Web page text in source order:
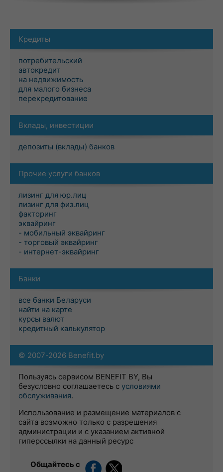
Кредиты
потребительский
автокредит
на недвижимость
для малого бизнеса
перекредитование
Вклады, инвестиции
депозиты (вклады) банков
Прочие услуги банков
лизинг для юр.лиц
лизинг для физ.лиц
факторинг
эквайринг
- мобильный эквайринг
- торговый эквайринг
- интернет-эквайринг
Банки
все банки Беларуси
найти на карте
курсы валют
кредитный калькулятор
© 2007-2026 Benefit.by
Пользуясь сервисом BENEFIT BY, Вы
безусловно соглашаетесь с условиями
обслуживания.
Использование и размещение материалов с
сайта возможно только с разрешения
администрации и с указанием активной
гиперссылки на данный ресурс
Общайтесь с